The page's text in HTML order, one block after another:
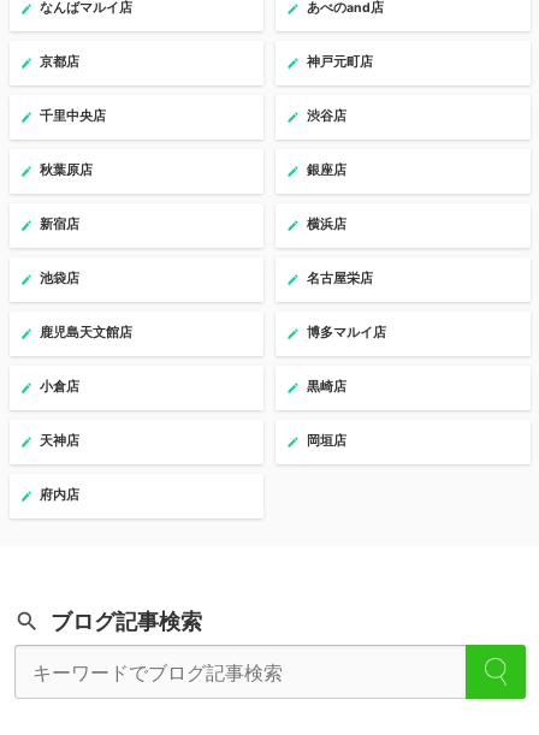
なんばマルイ店 あべのand店
京都店 神戸元町店
千里中央店 渋谷店
秋葉原店 銀座店
新宿店 横浜店
池袋店 名古屋栄店
鹿児島天文館店 博多マルイ店
小倉店 黒崎店
天神店 岡垣店
府内店
ブログ記事検索